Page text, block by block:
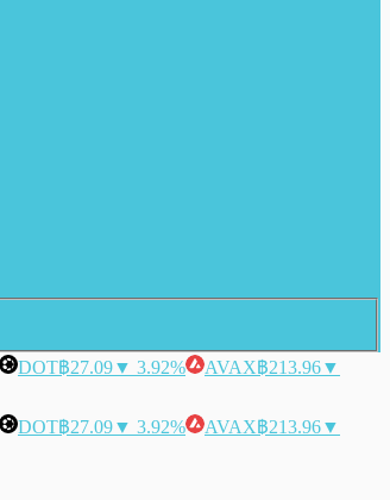
DOT฿27.09▼ 3.92% AVAX฿213.96▼
DOT฿27.09▼ 3.92% AVAX฿213.96▼